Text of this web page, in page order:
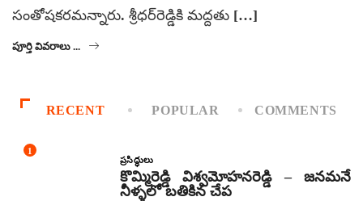
సంతోషకరమన్నారు. శ్రీధర్‌రెడ్డికి మద్దతు […]
పూర్తి వివరాలు ...
RECENT POPULAR COMMENTS
1
ప్రసిద్ధులు
కొమ్మిరెడ్డి విశ్వమోహనరెడ్డి – జనమనే
నీళ్ళలో బతికిన చేప